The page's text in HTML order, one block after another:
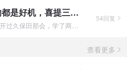
【国产当自强】能赚钱的都是好机，喜提三一55挖掘机！
15年开始接触挖掘机的，我最早开过久保田那会，学了两天徒，完后
54回复
查看更多